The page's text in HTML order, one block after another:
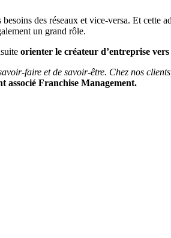
des réseaux et vice-versa. Et cette
un grand rôle.
orienter le créateur d’entreprise
faire et de savoir-être. Chez nos
associé Franchise Management.